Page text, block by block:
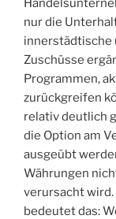
nur die
innerstädtische
Zuschüsse
Programmen,
zurückgreifen
relativ deutlich
die Option am
ausgeübt
Währungen
verursacht
bedeutet das: